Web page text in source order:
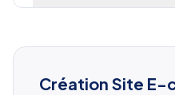
Création Site E-